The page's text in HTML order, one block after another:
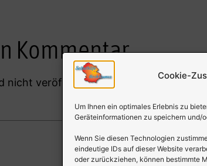
Cookie-
Um Ihnen ein optimales Erlebnis zu
Geräteinformationen zu speichern und/
Wenn Sie diesen Technologien
eindeutige IDs auf dieser Website
oder zurückziehen, können bestimmte
Kommentar
nicht veröffentlicht. Erforderliche